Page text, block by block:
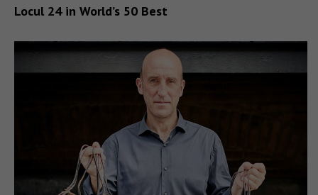
Locul 24 in World’s 50 Best